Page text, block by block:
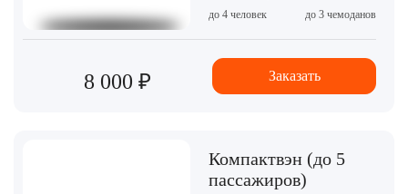
до 4 человек
до 3 чемоданов
8 000 ₽ Заказать
Компактвэн (до 5
пассажиров)